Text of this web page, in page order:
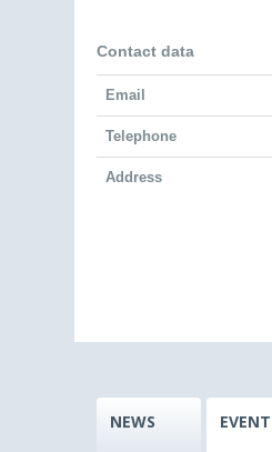
Contact data
Email
Telephone
Address
NEWS